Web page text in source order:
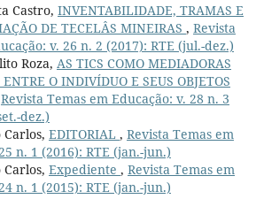
Castro, INVENTABILIDADE, TRAMAS E
DE TECELÂS MINEIRAS , Revista
v. 26 n. 2 (2017): RTE (jul.-dez.)
Roza, AS TICS COMO MEDIADORAS
O INDIVÍDUO E SEUS OBJETOS
Revista Temas em Educação: v. 28 n. 3
dez.)
EDITORIAL , Revista Temas em
n. 1 (2016): RTE (jan.-jun.)
Expediente , Revista Temas em
n. 1 (2015): RTE (jan.-jun.)